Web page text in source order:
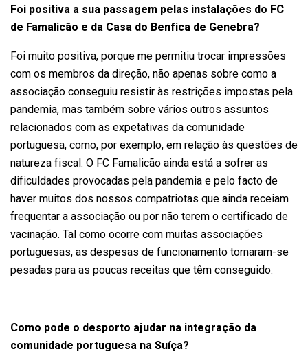
Foi positiva a sua passagem pelas instalações do FC
de Famalicão e da Casa do Benfica de Genebra?
Foi muito positiva, porque me permitiu trocar impressões
com os membros da direção, não apenas sobre como a
associação conseguiu resistir às restrições impostas pela
pandemia, mas também sobre vários outros assuntos
relacionados com as expetativas da comunidade
portuguesa, como, por exemplo, em relação às questões de
natureza fiscal. O FC Famalicão ainda está a sofrer as
dificuldades provocadas pela pandemia e pelo facto de
haver muitos dos nossos compatriotas que ainda receiam
frequentar a associação ou por não terem o certificado de
vacinação. Tal como ocorre com muitas associações
portuguesas, as despesas de funcionamento tornaram-se
pesadas para as poucas receitas que têm conseguido.
Como pode o desporto ajudar na integração da
comunidade portuguesa na Suíça?